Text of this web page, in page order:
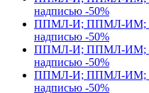
надписью -50%
ППМЛ-И; ППМЛ-ИМ;
надписью -50%
ППМЛ-И; ППМЛ-ИМ;
надписью -50%
ППМЛ-И; ППМЛ-ИМ;
надписью -50%